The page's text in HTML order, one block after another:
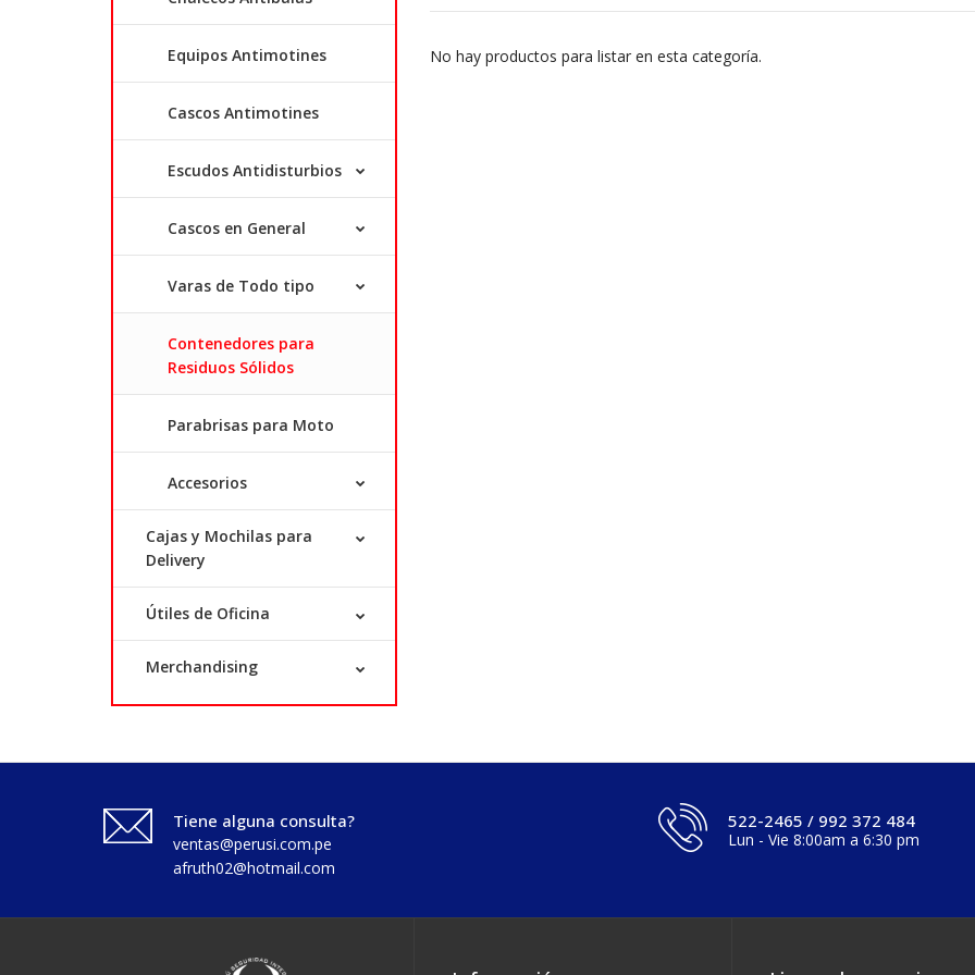
Equipos Antimotines
Cascos Antimotines
Escudos Antidisturbios
Cascos en General
Varas de Todo tipo
Contenedores para
Residuos Sólidos
Parabrisas para Moto
Accesorios
Cajas y Mochilas para
Delivery
Útiles de Oficina
Merchandising
No hay productos para listar en esta categoría.
Tiene alguna consulta?
ventas@perusi.com.pe
afruth02@hotmail.com
522-2465 / 992 372 484
Lun - Vie 8:00am a 6:30 pm